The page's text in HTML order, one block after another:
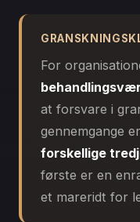
For
at forsvare i
gennemgange
forskellige
første er en
et mareridt for